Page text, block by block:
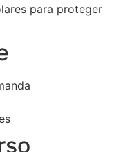
para proteger